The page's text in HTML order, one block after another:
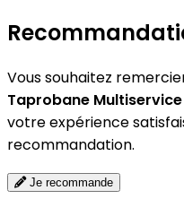
Vous souhaitez
Taprobane Multiservice
votre expérience
recommandation.
Je recommande